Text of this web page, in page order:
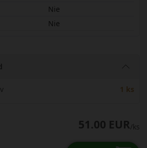
Nie
Nie
1 ks
51.00 EUR/ks